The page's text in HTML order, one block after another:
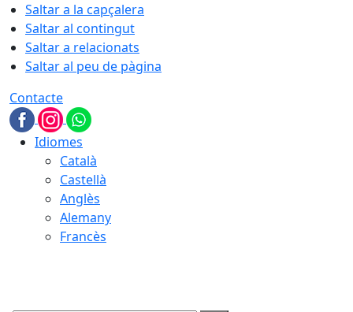
Saltar a la capçalera
Saltar al contingut
Saltar a relacionats
Saltar al peu de pàgina
Contacte
Idiomes
Català
Castellà
Anglès
Alemany
Francès